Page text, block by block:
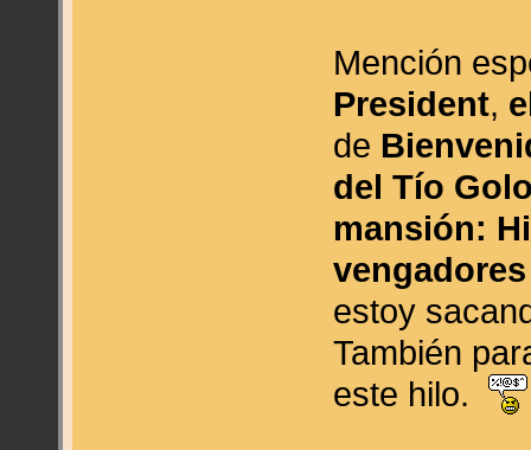
Mención
President,
de
del Tío
mansión:
vengadores
estoy
También
este hilo.